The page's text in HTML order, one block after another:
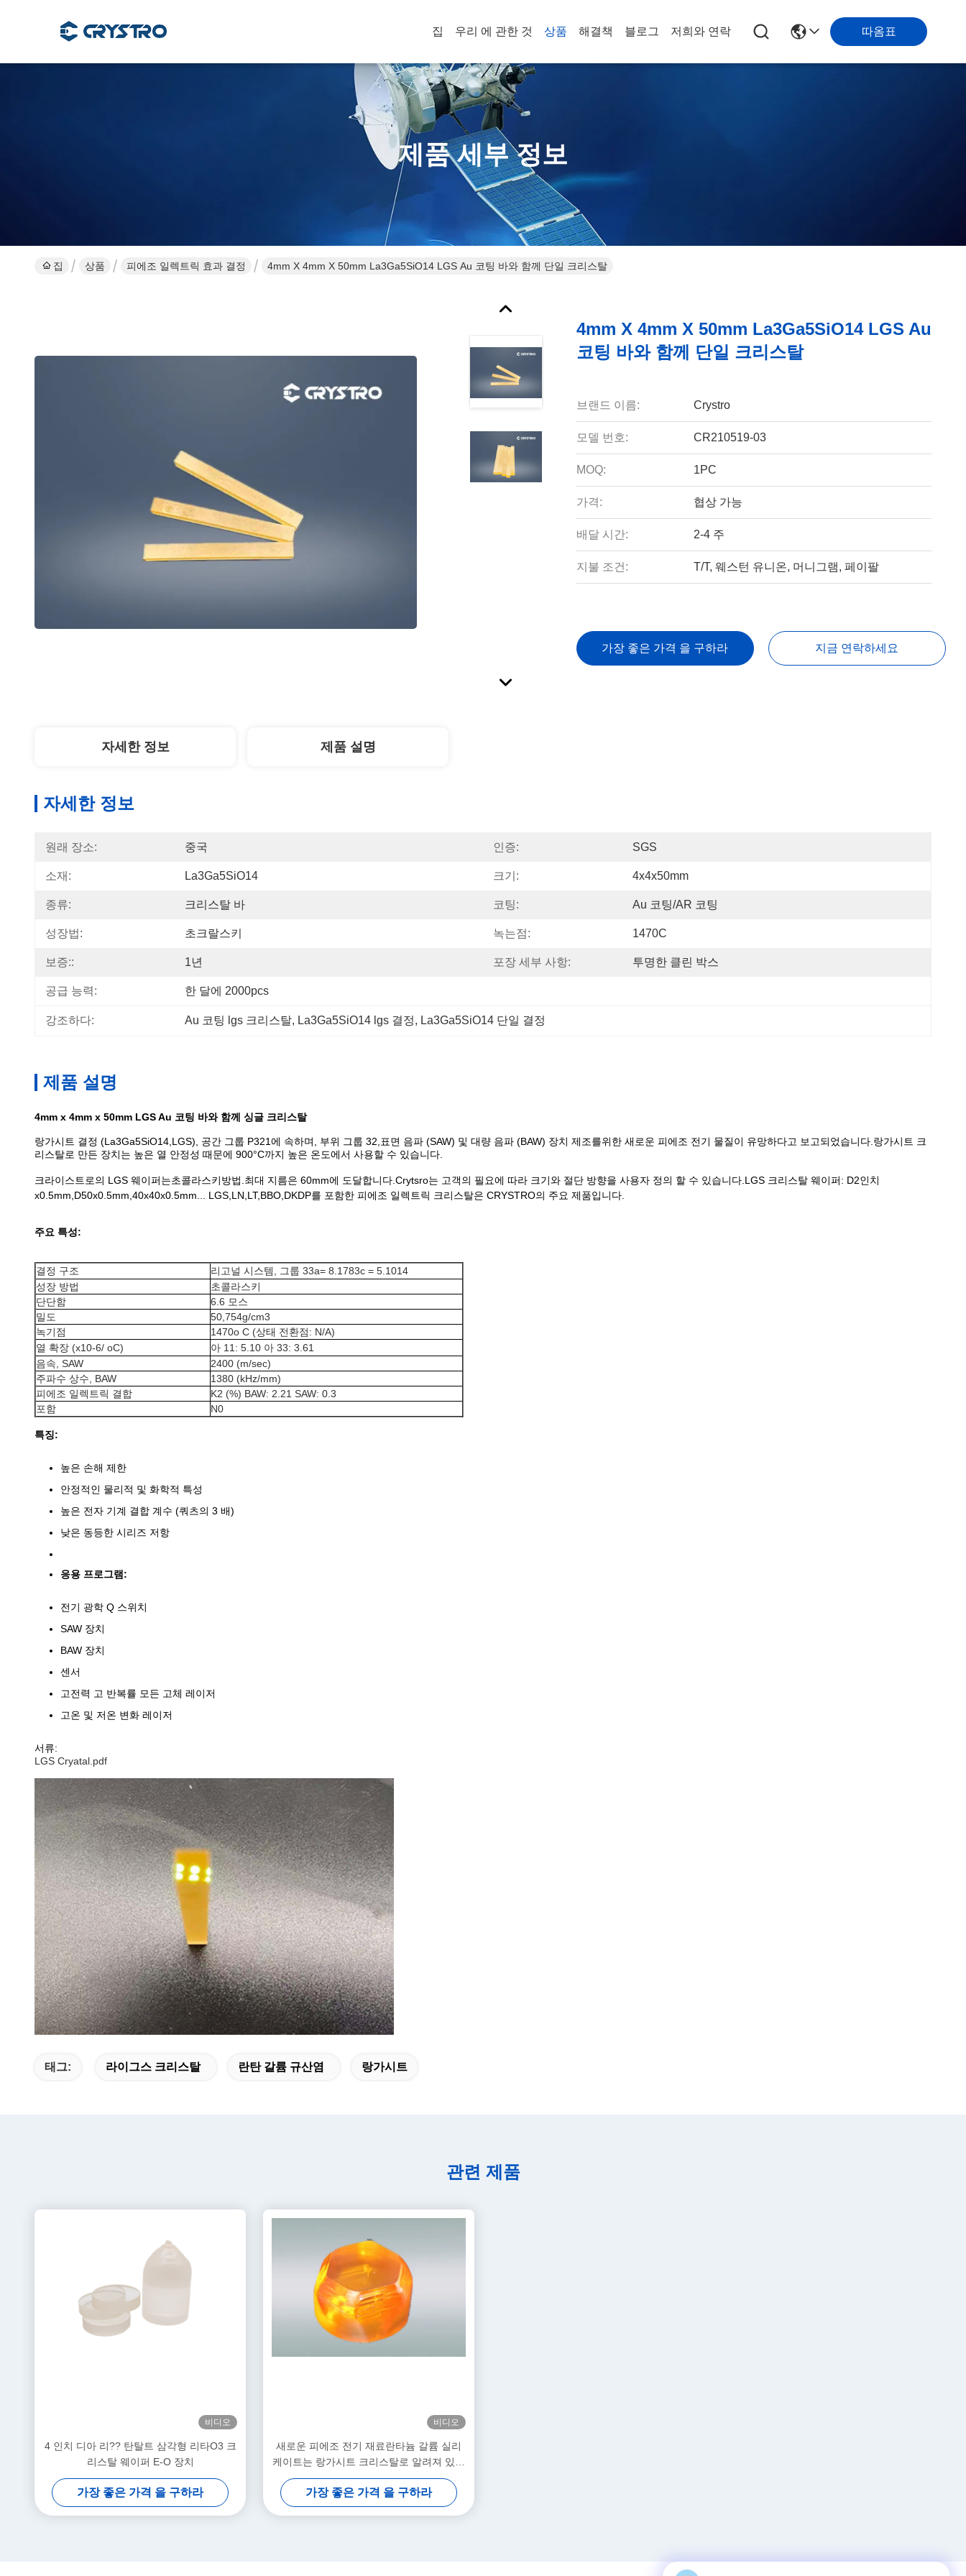
집 우리 에 관한 것 상품 해결책 블로그 저희와 연락 따옴표
제품 세부 정보
집 상품 피에조 일렉트릭 효과 결정 4mm X 4mm X 50mm La3Ga5SiO14 LGS Au 코팅 바와 함께 단일 크리스탈
4mm X 4mm X 50mm La3Ga5SiO14 LGS Au
코팅 바와 함께 단일 크리스탈
브랜드 이름: Crystro
모델 번호: CR210519-03
MOQ: 1PC
가격: 협상 가능
배달 시간: 2-4 주
지불 조건: T/T, 웨스턴 유니온, 머니그램, 페이팔
가장 좋은 가격 을 구하라 지금 연락하세요
자세한 정보 제품 설명
자세한 정보
원래 장소: 중국 인증: SGS
소재: La3Ga5SiO14 크기: 4x4x50mm
종류: 크리스탈 바 코팅: Au 코팅/AR 코팅
성장법: 초크랄스키 녹는점: 1470C
보증:: 1년 포장 세부 사항: 투명한 클린 박스
공급 능력: 한 달에 2000pcs
강조하다: Au 코팅 lgs 크리스탈, La3Ga5SiO14 lgs 결정, La3Ga5SiO14 단일 결정
제품 설명
4mm x 4mm x 50mm LGS Au 코팅 바와 함께 싱글 크리스탈
랑가시트 결정 (La3Ga5SiO14,LGS), 공간 그룹 P321에 속하며, 부위 그룹 32,표면 음파 (SAW) 및 대량 음파 (BAW) 장치 제조를위한 새로운 피에조 전기 물질이 유망하다고 보고되었습니다.랑가시트 크
리스탈로 만든 장치는 높은 열 안정성 때문에 900°C까지 높은 온도에서 사용할 수 있습니다.
크라이스트로의 LGS 웨이퍼는초콜라스키방법.최대 지름은 60mm에 도달합니다.Crytsro는 고객의 필요에 따라 크기와 절단 방향을 사용자 정의 할 수 있습니다.LGS 크리스탈 웨이퍼: D2인치
x0.5mm,D50x0.5mm,40x40x0.5mm... LGS,LN,LT,BBO,DKDP를 포함한 피에조 일렉트릭 크리스탈은 CRYSTRO의 주요 제품입니다.
주요 특성:
결정 구조
리고널 시스템, 그룹 33a= 8.1783c = 5.1014
성장 방법
초콜라스키
단단함
6.6 모스
밀도
50,754g/cm3
녹기점
1470o C (상태 전환점: N/A)
열 확장 (x10-6/ oC)
아 11: 5.10 아 33: 3.61
음속, SAW
2400 (m/sec)
주파수 상수, BAW
1380 (kHz/mm)
피에조 일렉트릭 결합
K2 (%) BAW: 2.21 SAW: 0.3
포함
N0
특징:
높은 손해 제한
안정적인 물리적 및 화학적 특성
높은 전자 기계 결합 계수 (쿼츠의 3 배)
낮은 동등한 시리즈 저항
응용 프로그램:
전기 광학 Q 스위치
SAW 장치
BAW 장치
센서
고전력 고 반복률 모든 고체 레이저
고온 및 저온 변화 레이저
서류:
LGS Cryatal.pdf
태그: 라이그스 크리스탈 란탄 갈륨 규산염 랑가시트
관련 제품
비디오
4 인치 디아 리?? 탄탈트 삼각형 리타O3 크
리스탈 웨이퍼 E-O 장치
가장 좋은 가격 을 구하라
비디오
새로운 피에조 전기 재료란타늄 갈륨 실리
케이트는 랑가시트 크리스탈로 알려져 있습
니다.
가장 좋은 가격 을 구하라